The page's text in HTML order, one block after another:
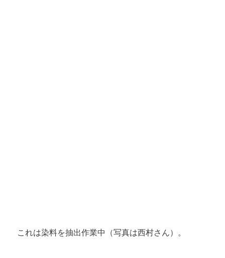
これは染料を抽出作業中（写真は西村さん）。